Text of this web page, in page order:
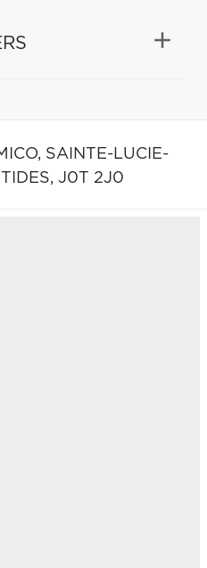
SAINTE-LUCIE-
J0T 2J0